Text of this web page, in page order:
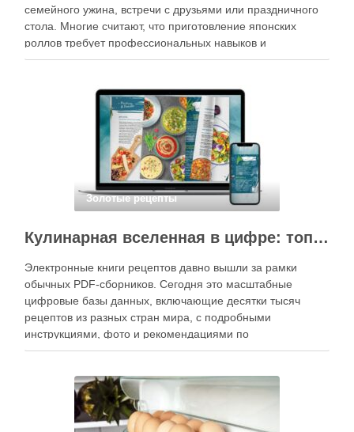
семейного ужина, встречи с друзьями или праздничного
стола. Многие считают, что приготовление японских
роллов требует профессиональных навыков и
специального оборудования, однако на практике сделать
кухне. Главное — …
Золотые рецепты
Кулинарная вселенная в цифре: топ-3 самых больших электронных книг рецептов
Электронные книги рецептов давно вышли за рамки
обычных PDF-сборников. Сегодня это масштабные
цифровые базы данных, включающие десятки тысяч
рецептов из разных стран мира, с подробными
инструкциями, фото и рекомендациями по
приготовлению. В отличие от печатных изданий,
контент, расширять коллекции блюд и добавлять новые
функции. Ниже …